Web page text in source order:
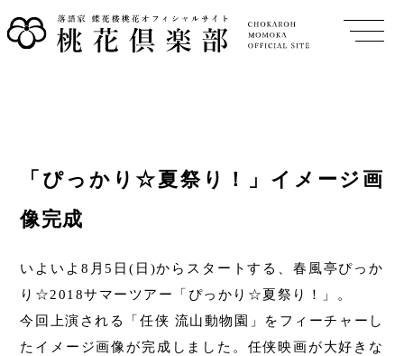
「ぴっかり☆夏祭り！」イメージ画
像完成
いよいよ8月5日(日)からスタートする、春風亭ぴっか
り☆2018サマーツアー「ぴっかり☆夏祭り！」。
今回上演される「任侠 流山動物園」をフィーチャーし
たイメージ画像が完成しました。任侠映画が大好きな